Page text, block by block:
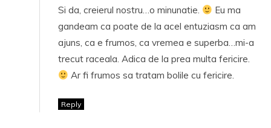
Si da, creierul nostru…o minunatie.
Eu ma
gandeam ca poate de la acel entuziasm ca am
ajuns, ca e frumos, ca vremea e superba…mi-a
trecut raceala. Adica de la prea multa fericire.
Ar fi frumos sa tratam bolile cu fericire.
Reply